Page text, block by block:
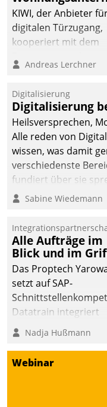
automatisiert,
und auf Wunsch über
mehrere zuvor
KIWI, der Anbieter
digitalen Türzugang,
kooperiert mit dem
Andreas Lerchner
Digitalisierung
Digitalisierung
Heilsversprechen,
Alle reden von
wissen, was damit
verschiedenste
fundiert über sie
klären. Ein Aspekt
Einsparungen
Prozesse. Doch
mit der Einführung
getan. Die
die Bereitschaft,
und zu verändern.
Sabine Wiedemann
Alle Aufträge im
Blick und im
Das Proptech
setzt auf SAP-
Datatrain integriert
Yarowas Portal zur
Vergabe und
von Aufträgen der
operativen
Nadja Hußmann
Webinar